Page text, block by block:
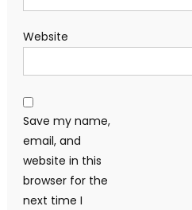
Website
Save my name,
email, and
website in this
browser for the
next time I